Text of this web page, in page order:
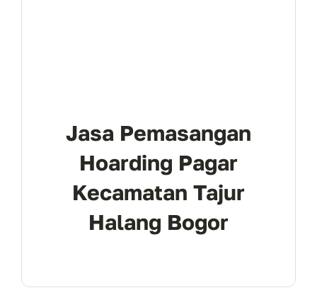
Jasa Pemasangan
Hoarding Pagar
Kecamatan Tajur
Halang Bogor